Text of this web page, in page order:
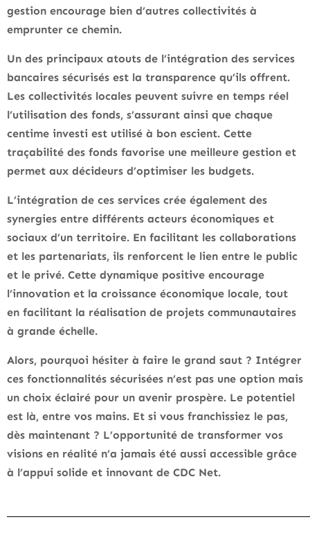
gestion encourage bien d’autres collectivités à
emprunter ce chemin.
Un des principaux atouts de l’intégration des services
bancaires sécurisés est la transparence qu’ils offrent.
Les collectivités locales peuvent suivre en temps réel
l’utilisation des fonds, s’assurant ainsi que chaque
centime investi est utilisé à bon escient. Cette
traçabilité des fonds favorise une meilleure gestion et
permet aux décideurs d’optimiser les budgets.
L’intégration de ces services crée également des
synergies entre différents acteurs économiques et
sociaux d’un territoire. En facilitant les collaborations
et les partenariats, ils renforcent le lien entre le public
et le privé. Cette dynamique positive encourage
l’innovation et la croissance économique locale, tout
en facilitant la réalisation de projets communautaires
à grande échelle.
Alors, pourquoi hésiter à faire le grand saut ? Intégrer
ces fonctionnalités sécurisées n’est pas une option mais
un choix éclairé pour un avenir prospère. Le potentiel
est là, entre vos mains. Et si vous franchissiez le pas,
dès maintenant ? L’opportunité de transformer vos
visions en réalité n’a jamais été aussi accessible grâce
à l’appui solide et innovant de CDC Net.